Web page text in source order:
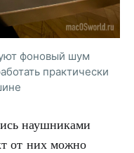
фоновый шум
практически
наушниками
от них можно